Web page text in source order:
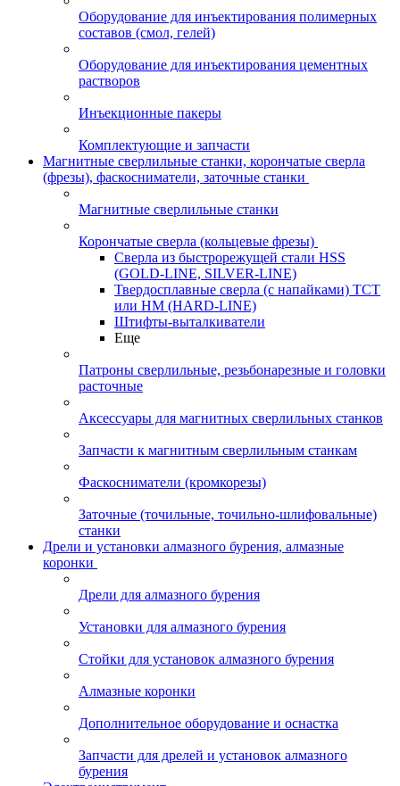
Оборудование для инъектирования полимерных
составов (смол, гелей)
Оборудование для инъектирования цементных
растворов
Инъекционные пакеры
Комплектующие и запчасти
Магнитные сверлильные станки, корончатые сверла
(фрезы), фаскосниматели, заточные станки
Магнитные сверлильные станки
Корончатые сверла (кольцевые фрезы)
Сверла из быстрорежущей стали HSS
(GOLD-LINE, SILVER-LINE)
Твердосплавные сверла (с напайками) ТСТ
или HM (HARD-LINE)
Штифты-выталкиватели
Еще
Патроны сверлильные, резьбонарезные и головки
расточные
Аксессуары для магнитных сверлильных станков
Запчасти к магнитным сверлильным станкам
Фаскосниматели (кромкорезы)
Заточные (точильные, точильно-шлифовальные)
станки
Дрели и установки алмазного бурения, алмазные
коронки
Дрели для алмазного бурения
Установки для алмазного бурения
Стойки для установок алмазного бурения
Алмазные коронки
Дополнительное оборудование и оснастка
Запчасти для дрелей и установок алмазного
бурения